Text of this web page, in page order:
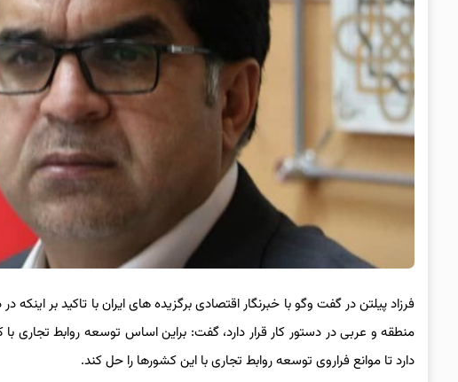
فرزاد پیلتن در گفت وگو با خبرنگار اقتصادی برگزیده های ایران با تاکید بر
منطقه و عربی در دستور کار قرار دارد، گفت: براین اساس توسعه روابط
دارد تا موانع فراروی توسعه روابط تجاری با این کشورها را حل کند.